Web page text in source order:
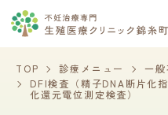
TOP 診療メニュー 一
DFI検査（精子DNA断片化
化還元電位測定検査）